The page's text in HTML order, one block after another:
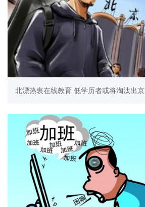
北漂热衷在线教育 低学历者或将淘汰出京